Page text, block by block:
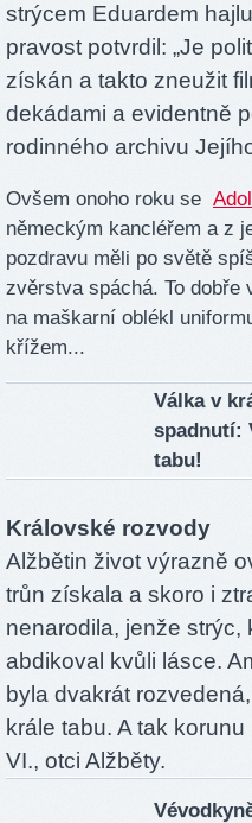
strýcem Eduardem
pravost potvrdil: „Je
získán a takto zneužit
dekádami a evidentně
rodinného archivu
Ovšem onoho roku se
německým kancléřem a z
pozdravu měli po světě
zvěrstva spáchá. To dobře
na maškarní oblékl
křížem...
Válka v
spadnutí:
tabu!
Královské rozvody
Alžbětin život výrazně
trůn získala a skoro i
nenarodila, jenže strýc,
abdikoval kvůli lásce.
byla dvakrát
krále tabu. A tak
VI., otci Alžběty.